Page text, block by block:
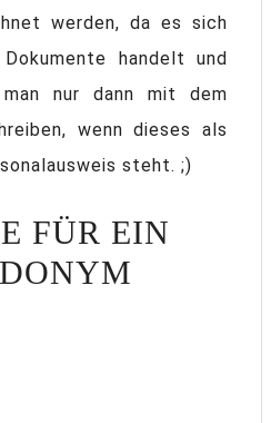
werden, da es sich
handelt und
nur dann mit dem
wenn dieses als
steht. ;)
FÜR EIN